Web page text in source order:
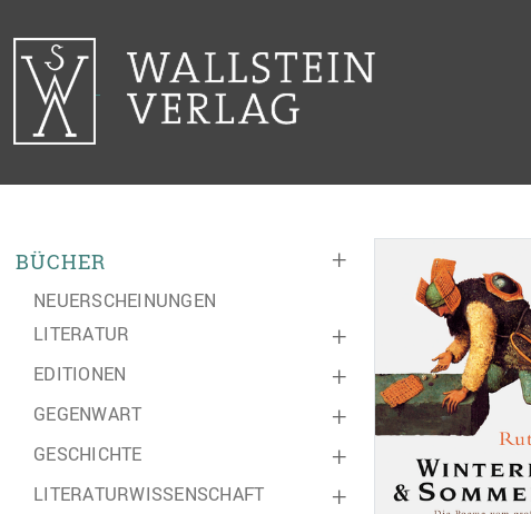
+
BÜCHER
NEUERSCHEINUNGEN
+
LITERATUR
+
EDITIONEN
+
GEGENWART
+
GESCHICHTE
+
LITERATURWISSENSCHAFT